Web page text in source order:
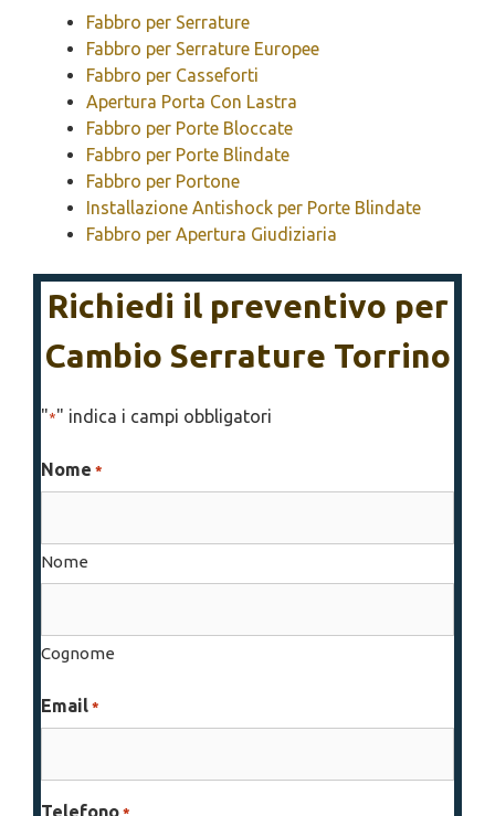
Fabbro per Serrature
Fabbro per Serrature Europee
Fabbro per Casseforti
Apertura Porta Con Lastra
Fabbro per Porte Bloccate
Fabbro per Porte Blindate
Fabbro per Portone
Installazione Antishock per Porte Blindate
Fabbro per Apertura Giudiziaria
Richiedi il preventivo per
Cambio Serrature Torrino
"*" indica i campi obbligatori
Nome *
Nome
Cognome
Email *
Telefono *